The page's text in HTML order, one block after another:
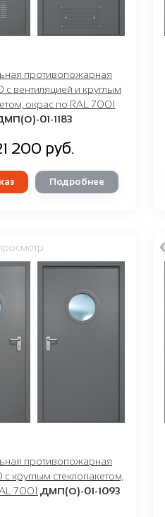
противопожарная
с вентиляцией и круглым
окрас по RAL 7001
01-1183
200 руб.
Подробнее
противопожарная
круглым стеклопакетом,
7001 ДМП(О)-01-1093